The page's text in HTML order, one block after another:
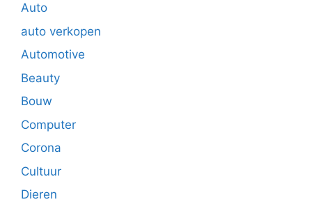
Auto
auto verkopen
Automotive
Beauty
Bouw
Computer
Corona
Cultuur
Dieren